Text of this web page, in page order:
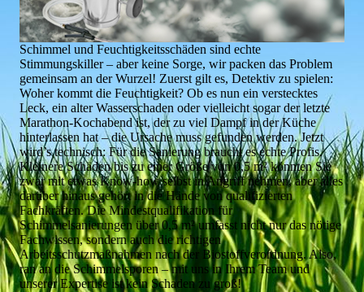
Schimmel und Feuchtigkeitsschäden sind echte
Stimmungskiller – aber keine Sorge, wir packen das Problem
gemeinsam an der Wurzel! Zuerst gilt es, Detektiv zu spielen:
Woher kommt die Feuchtigkeit? Ob es nun ein verstecktes
Leck, ein alter Wasserschaden oder vielleicht sogar der letzte
Marathon-Kochabend ist, der zu viel Dampf in der Küche
hinterlassen hat – die Ursache muss gefunden werden. Jetzt
wird’s technisch: Für die Sanierung braucht es echte Profis.
Kleinere Schäden bis zu einer Größe von 0,5 m² könnten Sie
zwar mit etwas Know-how selbst in Angriff nehmen, aber alles
darüber hinaus gehört in die Hände von qualifizierten
Fachkräften. Die Mindestqualifikation für
Schimmelsanierungen über 0,5 m² umfasst nicht nur das nötige
Fachwissen, sondern auch die richtigen
Arbeitsschutzmaßnahmen nach der Biostoffverordnung. Also,
ran an die Schimmelsporen – mit uns in Ihrem Team und
unserer Expertise ist kein Schaden zu groß!